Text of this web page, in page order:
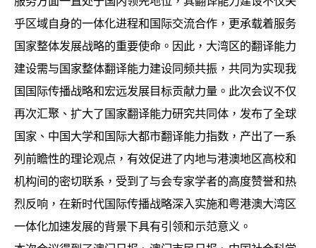
乎区域自身的一体化进程和国际交流合作，更承载着服务
国家整体发展战略的重要使命。因此，大湾区的翻译能力
建设需与国家整体翻译能力建设同频共振，共同为实现我
国国际传播战略和宏远发展目标贡献力量。此次会议不仅
再次汇聚、扩大了国家翻译能力研究共同体，发布了全球
国家、中国大学和国际大都市翻译能力指数，产出了一系
列前瞻性的理论观点，有效促进了内地与港澳地区高校和
机构间的密切联系，受到了与会专家学者的高度赞誉和热
烈反响，在新时代国际传播战略深入实施和粤港澳大湾区
一体化加速发展的背景下具有引领和示范意义。